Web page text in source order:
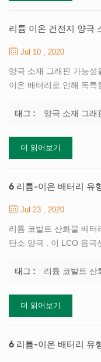
용할 수 있습니다. 기계
재료로 유...
리튬 이온 건전지 양극
Jul 10 , 2020
양극 소재 그래핀 가능
이온 배터리로 인해 독
극 소재 sim ilar 하기 의
이온입니다. 에서 동일한
상 744mAh/g. 또한,의 ...
태그 : 양극 소재 그래
더 읽어보기
6 리튬-이온 배터리 유
Jul 23 , 2020
리튬 코발트 산화물 배터
탄소 양극 . 이 LCO 음극
그것의 높은 특정한 에
화물 사용 흑연극 고,그
태그 : 리튬 코발트 산
더 읽어보기
6 리튬-이온 배터리 유